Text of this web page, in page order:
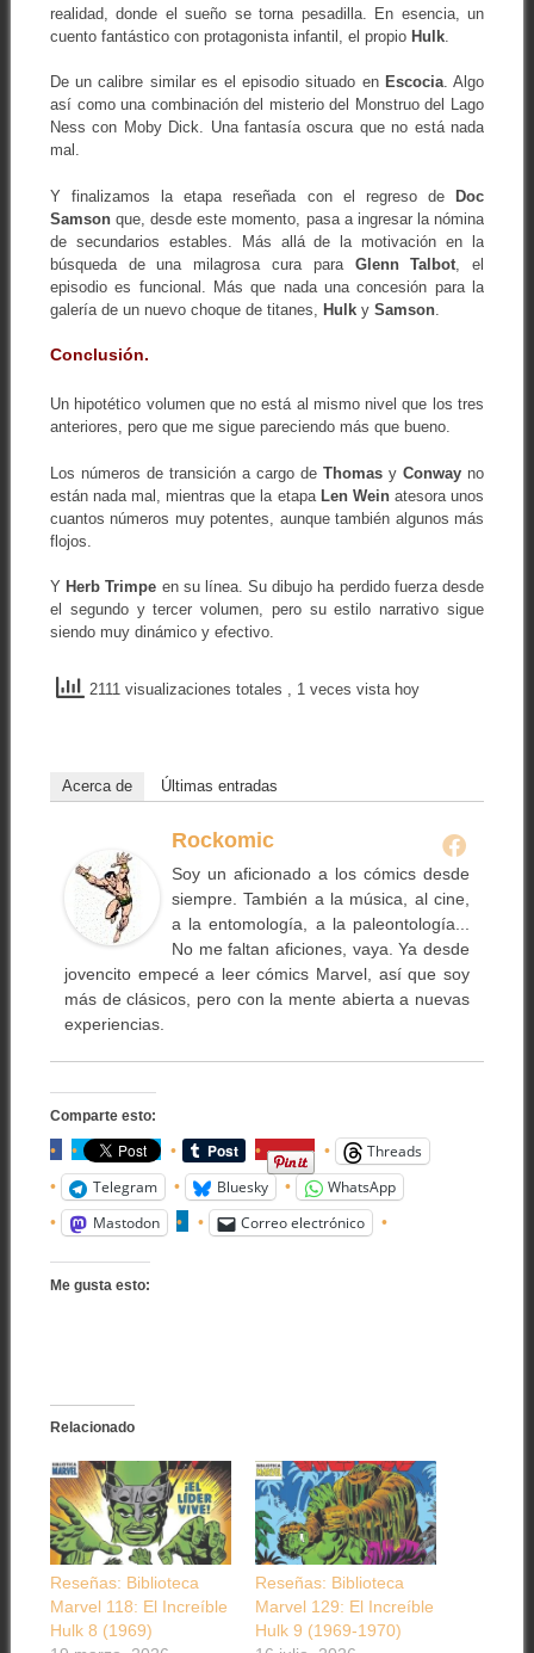
realidad, donde el sueño se torna pesadilla. En esencia, un
cuento fantástico con protagonista infantil, el propio Hulk.
De un calibre similar es el episodio situado en Escocia. Algo
así como una combinación del misterio del Monstruo del Lago
Ness con Moby Dick. Una fantasía oscura que no está nada
mal.
Y finalizamos la etapa reseñada con el regreso de
Doc
Samsonque, desde este momento, pasa a ingresar la nómina
de secundarios estables. Más allá de la motivación en la
búsqueda de una milagrosa cura para Glenn Talbot , el
episodio es funcional. Más que nada una concesión para la
galería de un nuevo choque de titanes,
Hulky Samson.
Conclusión.
Un hipotético volumen que no está al mismo nivel que los tres
anteriores, pero que me sigue pareciendo más que bueno.
Los números de transición a cargo deThomas yConway no
están nada mal, mientras que la etapa Len Weinatesora unos
cuantos números muy potentes, aunque también algunos más
flojos.
Y Herb Trimpe en su línea. Su dibujo ha perdido fuerza desde
el segundo y tercer volumen, pero su estilo narrativo sigue
siendo muy dinámico y efectivo.
2111 visualizaciones totales , 1 veces vista hoy
Acerca de Últimas entradas
Rockomic
Soy un aficionado a los cómics desde
siempre. También a la música, al cine,
a la entomología, a la paleontología...
No me faltan aficiones, vaya. Ya desde
jovencito empecé a leer cómics Marvel, así que soy
más de clásicos, pero con la mente abierta a nuevas
experiencias.
Comparte esto:
Threads
Telegram
Bluesky
WhatsApp
Mastodon
Correo electrónico
Me gusta esto:
Relacionado
Reseñas: Biblioteca
Marvel 118: El Increíble
Hulk 8 (1969)
Reseñas: Biblioteca
Marvel 129: El Increíble
Hulk 9 (1969-1970)